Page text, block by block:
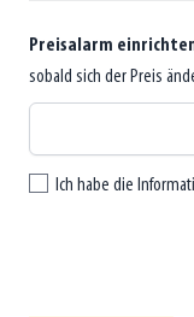
Preisalarm
sobald sich der Preis
Ich habe die